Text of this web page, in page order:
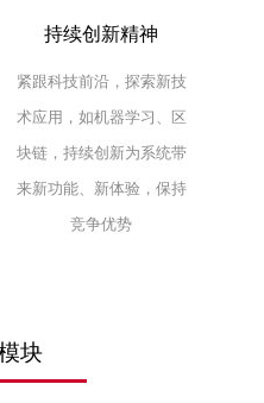
持续创新精神
紧跟科技前沿，探索新技
术应用，如机器学习、区
块链，持续创新为系统带
来新功能、新体验，保持
竞争优势
块